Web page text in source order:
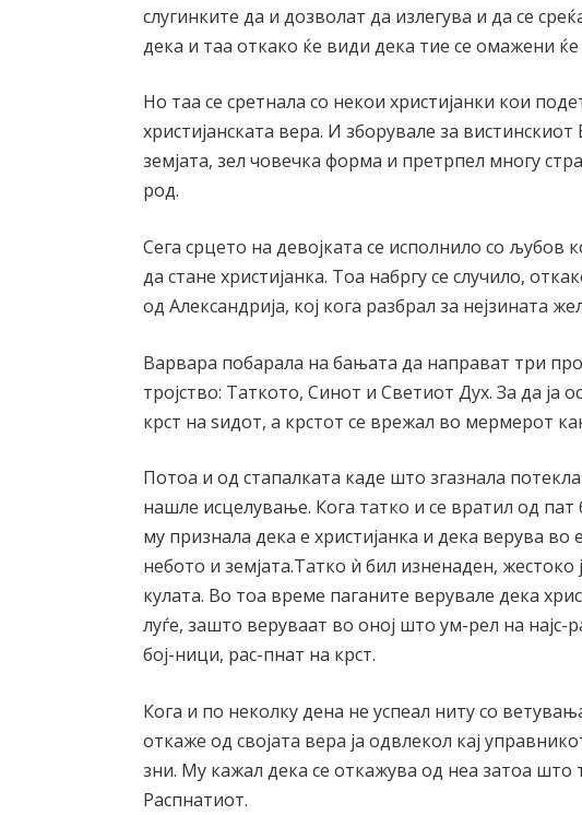
слугинките да и дозволат да излегува и да се
дека и таа откако ќе види дека тие се омажени
Но таа се сретнала со некои христијанки кои
христијанската вера. И зборувале за вистинскиот
земјата, зел човечка форма и претрпел многу
род.
Сега срцето на девојката се исполнило со љубов
да стане христијанка. Тоа набргу се случило,
од Александрија, кој кога разбрал за нејзината
Варвара побарала на бањата да направат три
тројство: Таткото, Синот и Светиот Дух. За да ја
крст на ѕидот, а крстот се врежал во мермерот
Потоа и од стапалката каде што згазнала
нашле исцелување. Кога татко и се вратил од
му признала дека е христијанка и дека верува во
небото и земјата.Татко ѝ бил изненаден, жестоко
кулата. Во тоа време паганите верувале дека
луѓе, зашто веруваат во оној што ум-рел на најс-
бој-ници, рас-пнат на крст.
Кога и по неколку дена не успеал ниту со
откаже од својата вера ја одвлекол кај
зни. Му кажал дека се откажува од неа затоа што
Распнатиот.